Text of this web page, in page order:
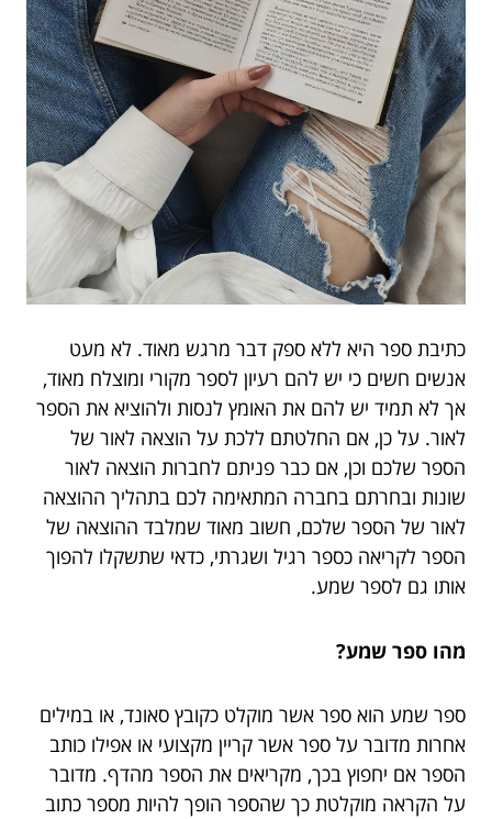
כתיבת ספר היא ללא ספק דבר מרגש מאוד. לא מעט
אנשים חשים כי יש להם רעיון לספר מקורי ומוצלח מאוד,
אך לא תמיד יש להם את האומץ לנסות ולהוציא את הספר
לאור. על כן, אם החלטתם ללכת על הוצאה לאור של
הספר שלכם וכן, אם כבר פניתם לחברות הוצאה לאור
שונות ובחרתם בחברה המתאימה לכם בתהליך ההוצאה
לאור של הספר שלכם, חשוב מאוד שמלבד ההוצאה של
הספר לקריאה כספר רגיל ושגרתי, כדאי שתשקלו להפוך
אותו גם לספר שמע.
מהו ספר שמע?
ספר שמע הוא ספר אשר מוקלט כקובץ סאונד, או במילים
אחרות מדובר על ספר אשר קריין מקצועי או אפילו כותב
הספר אם יחפוץ בכך, מקריאים את הספר מהדף. מדובר
על הקראה מוקלטת כך שהספר הופך להיות מספר כתוב